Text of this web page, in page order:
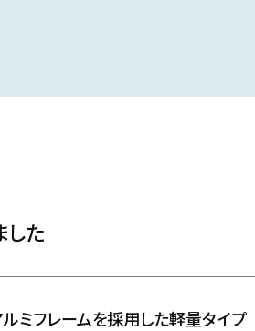
した
ルミフレームを採用した軽量タイプ